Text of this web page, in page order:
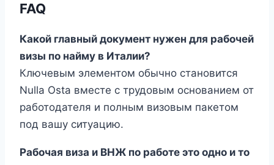
FAQ
Какой главный документ нужен для рабочей
визы по найму в Италии?
Ключевым элементом обычно становится
Nulla Osta вместе с трудовым основанием от
работодателя и полным визовым пакетом
под вашу ситуацию.
Рабочая виза и ВНЖ по работе это одно и то